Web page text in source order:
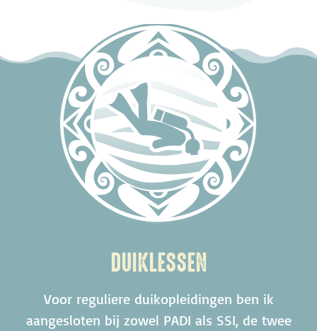
DUIKLESSEN
Voor reguliere duikopleidingen ben ik
aangesloten bij zowel PADI als SSI, de twee